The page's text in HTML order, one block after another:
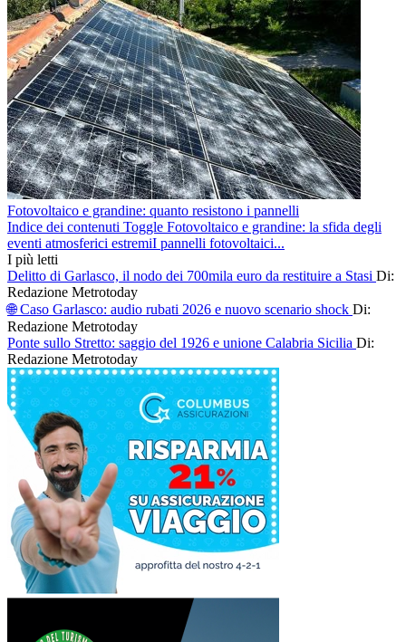
Fotovoltaico e grandine: quanto resistono i pannelli
Indice dei contenuti Toggle Fotovoltaico e grandine: la sfida degli
eventi atmosferici estremiI pannelli fotovoltaici...
I più letti
Delitto di Garlasco, il nodo dei 700mila euro da restituire a Stasi Di:
Redazione Metrotoday
🌐 Caso Garlasco: audio rubati 2026 e nuovo scenario shock Di:
Redazione Metrotoday
Ponte sullo Stretto: saggio del 1926 e unione Calabria Sicilia Di:
Redazione Metrotoday